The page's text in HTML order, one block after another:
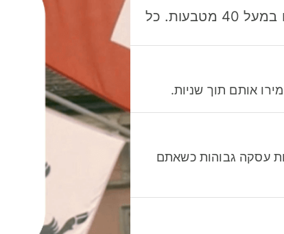
חסכו כסף כשאתo שולחים, מוציאים ומקבלים תשלום במעל 40 מטבעות. כל
אותם תוך שניות.
עסקה גבוהות כשאתם